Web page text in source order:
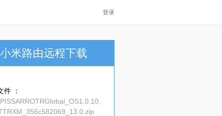
登录
小米路由远程下载
件 ：